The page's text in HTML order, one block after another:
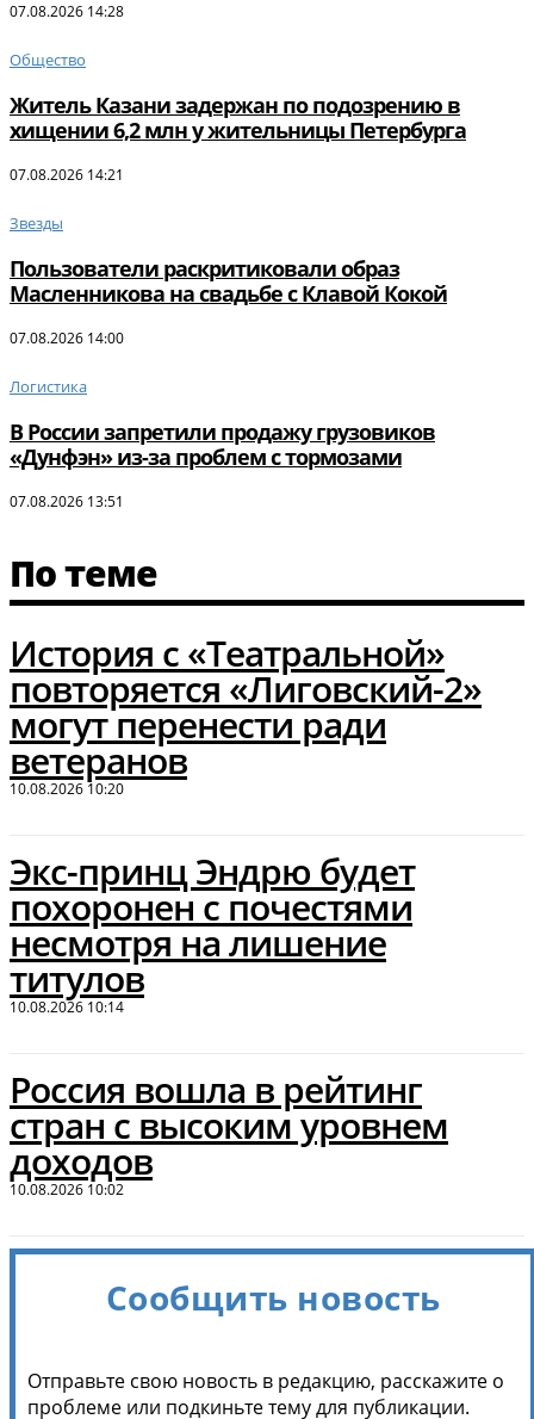
07.08.2026 14:28
Общество
Житель Казани задержан по подозрению в
хищении 6,2 млн у жительницы Петербурга
07.08.2026 14:21
Звезды
Пользователи раскритиковали образ
Масленникова на свадьбе с Клавой Кокой
07.08.2026 14:00
Логистика
В России запретили продажу грузовиков
«Дунфэн» из-за проблем с тормозами
07.08.2026 13:51
По теме
История с «Театральной»
повторяется «Лиговский-2»
могут перенести ради
ветеранов
10.08.2026 10:20
Экс-принц Эндрю будет
похоронен с почестями
несмотря на лишение
титулов
10.08.2026 10:14
Россия вошла в рейтинг
стран с высоким уровнем
доходов
10.08.2026 10:02
Сообщить новость
Отправьте свою новость в редакцию, расскажите о
проблеме или подкиньте тему для публикации.